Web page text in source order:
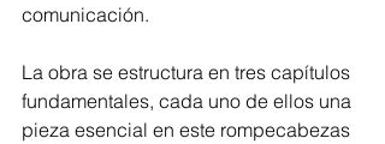
comunicación.
La obra se estructura en tres capítulos
fundamentales, cada uno de ellos una
pieza esencial en este rompecabezas